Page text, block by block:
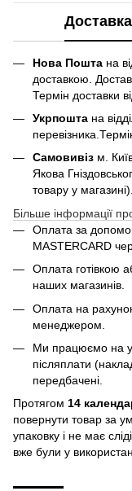
Доставка
Нова Пошта на
доставкою.
Термін доставки
Укрпошта на
Самовивіз м.
Якова
товару у магазині).
Більше інформації
Оплата за
MASTERCARD
Оплата готівкою
наших магазинів.
Оплата на
менеджером.
Ми працюємо на
післяплати
передбачені.
Протягом 14
повернути товар за
упаковку і не має
вже були у